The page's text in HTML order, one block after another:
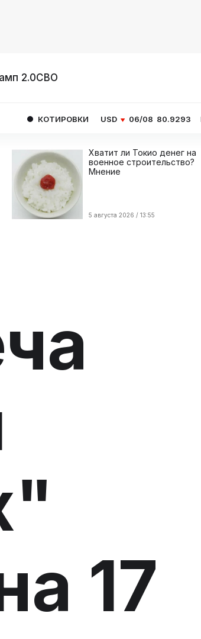
2.0СВО
USD 06/08 80.9293 EUR 06/08
Хватит ли Токио денег на
военное строительство?
Мнение
5 августа 2026 / 13:55
17